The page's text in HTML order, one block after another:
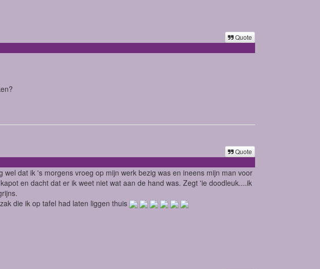
Quote
Quote
dat ik 's morgens vroeg op mijn werk bezig was en ineens mijn man voor
en dacht dat er ik weet niet wat aan de hand was. Zegt 'ie doodleuk....ik
die ik op tafel had laten liggen thuis